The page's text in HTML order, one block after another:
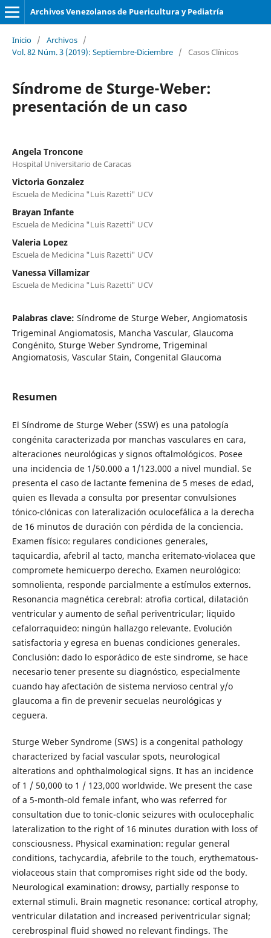
Archivos Venezolanos de Puericultura y Pediatría
Inicio / Archivos /
Vol. 82 Núm. 3 (2019): Septiembre-Diciembre / Casos Clínicos
Síndrome de Sturge-Weber:
presentación de un caso
Angela Troncone
Hospital Universitario de Caracas
Victoria Gonzalez
Escuela de Medicina "Luis Razetti" UCV
Brayan Infante
Escuela de Medicina "Luis Razetti" UCV
Valeria Lopez
Escuela de Medicina "Luis Razetti" UCV
Vanessa Villamizar
Escuela de Medicina "Luis Razetti" UCV
Palabras clave: Síndrome de Sturge Weber, Angiomatosis
Trigeminal Angiomatosis, Mancha Vascular, Glaucoma
Congénito, Sturge Weber Syndrome, Trigeminal
Angiomatosis, Vascular Stain, Congenital Glaucoma
Resumen
El Síndrome de Sturge Weber (SSW) es una patología
congénita caracterizada por manchas vasculares en cara,
alteraciones neurológicas y signos oftalmológicos. Posee
una incidencia de 1/50.000 a 1/123.000 a nivel mundial. Se
presenta el caso de lactante femenina de 5 meses de edad,
quien es llevada a consulta por presentar convulsiones
tónico-clónicas con lateralización oculocefálica a la derecha
de 16 minutos de duración con pérdida de la conciencia.
Examen físico: regulares condiciones generales,
taquicardia, afebril al tacto, mancha eritemato-violacea que
compromete hemicuerpo derecho. Examen neurológico:
somnolienta, responde parcialmente a estímulos externos.
Resonancia magnética cerebral: atrofia cortical, dilatación
ventricular y aumento de señal periventricular; liquido
cefalorraquideo: ningún hallazgo relevante. Evolución
satisfactoria y egresa en buenas condiciones generales.
Conclusión: dado lo esporádico de este sindrome, se hace
necesario tener presente su diagnóstico, especialmente
cuando hay afectación de sistema nervioso central y/o
glaucoma a fin de prevenir secuelas neurológicas y
ceguera.
Sturge Weber Syndrome (SWS) is a congenital pathology
characterized by facial vascular spots, neurological
alterations and ophthalmological signs. It has an incidence
of 1 / 50,000 to 1 / 123,000 worldwide. We present the case
of a 5-month-old female infant, who was referred for
consultation due to tonic-clonic seizures with oculocephalic
lateralization to the right of 16 minutes duration with loss of
consciousness. Physical examination: regular general
conditions, tachycardia, afebrile to the touch, erythematous-
violaceous stain that compromises right side od the body.
Neurological examination: drowsy, partially response to
external stimuli. Brain magnetic resonance: cortical atrophy,
ventricular dilatation and increased periventricular signal;
cerebrospinal fluid showed no relevant findings. The